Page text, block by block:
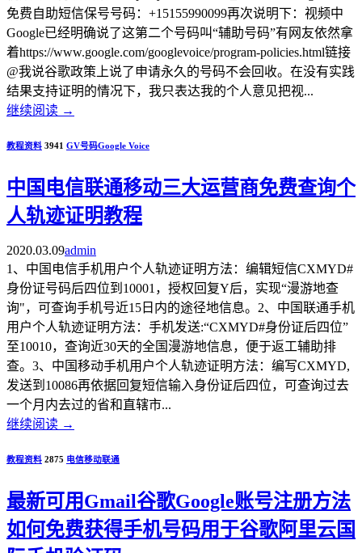
免费自助短信保号号码：+15155990099再次说明下：视频中
Google已经明确说了这第二个号码叫“辅助号码”有网友依然拿
着https://www.google.com/googlevoice/program-policies.html链接
@我说谷歌政策上说了申请永久的号码不会回收。在没有实践
结果支持证明的情况下，我只表达我的个人意见把视...
继续阅读 →
教程资料 3941 GV号码Google Voice
中国电信联通移动三大运营商免费查询个
人轨迹证明教程
2020.03.09admin
1、中国电信手机用户个人轨迹证明方法：编辑短信CXMYD#
身份证号码后四位到10001，授权回复Y后，实现“漫游地查
询"，可查询手机号近15日内的途径地信息。2、中国联通手机
用户个人轨迹证明方法：手机发送:“CXMYD#身份证后四位”
至10010，查询近30天的全国漫游地信息，便于返工辅助排
查。3、中国移动手机用户个人轨迹证明方法：编写CXMYD,
发送到10086再依据回复短信输入身份证后四位，可查询过去
一个月内去过的省和直辖市...
继续阅读 →
教程资料 2875 电信移动联通
最新可用Gmail谷歌Google账号注册方法
如何免费获得手机号码用于谷歌阿里云国